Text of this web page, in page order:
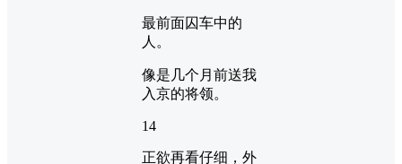
最前面囚车中的
人。
像是几个月前送我
入京的将领。
14
正欲再看仔细，外